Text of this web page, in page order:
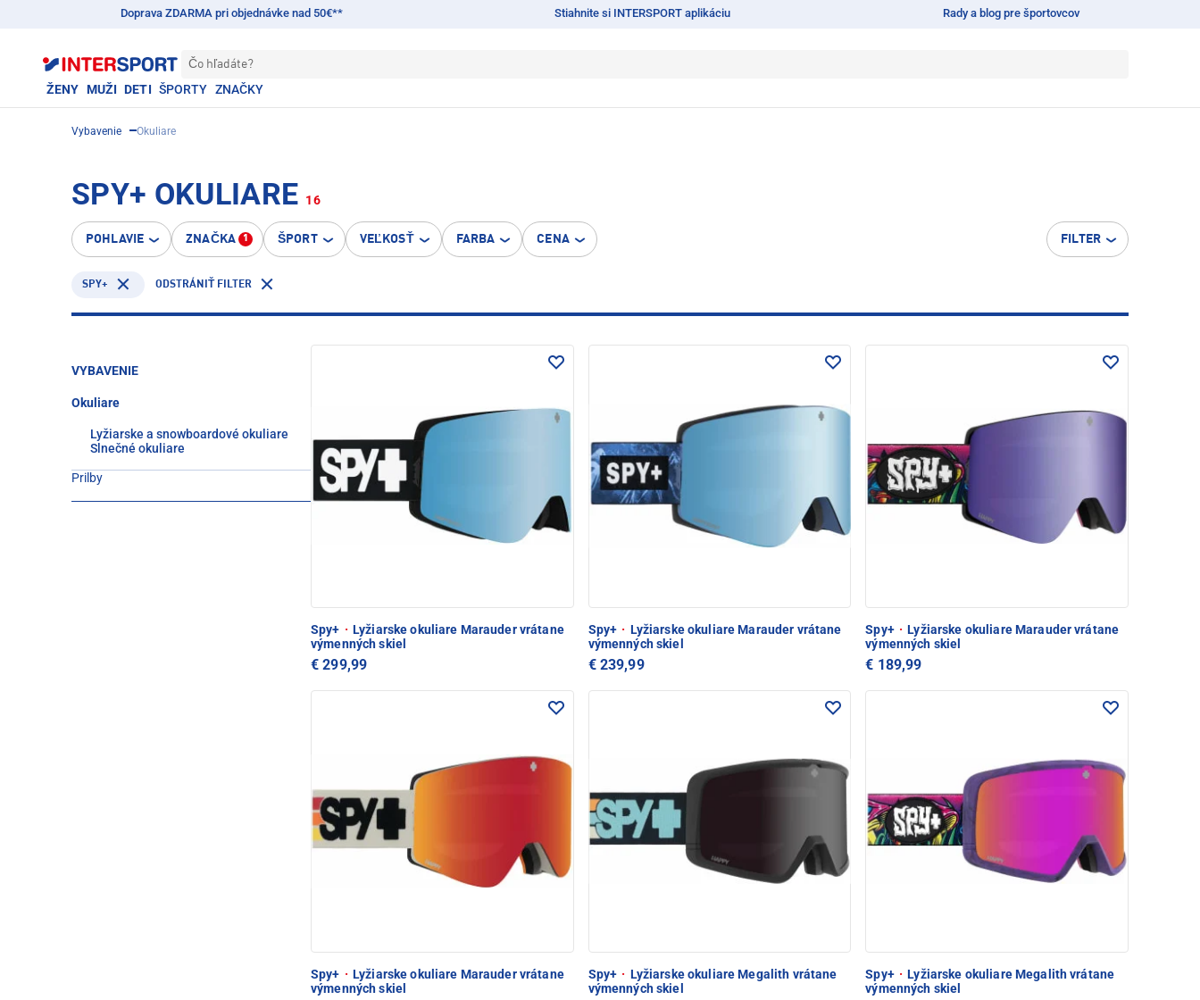
Doprava ZDARMA pri objednávke nad 50€** Stiahnite si INTERSPORT aplikáciu Rady a blog pre športovcov
Čo hľadáte?
ŽENY MUŽI DETI ŠPORTY ZNAČKY
Vybavenie Okuliare
SPY+ OKULIARE 16
POHLAVIE ZNAČKA 1 ŠPORT VEĽKOSŤ FARBA CENA FILTER
SPY+ ODSTRÁNIŤ FILTER
VYBAVENIE
Okuliare
Lyžiarske a snowboardové okuliare
Slnečné okuliare
Prilby
Spy+ · Lyžiarske okuliare Marauder vrátane
výmenných skiel
€ 299,99
Spy+ · Lyžiarske okuliare Marauder vrátane
výmenných skiel
€ 239,99
Spy+ · Lyžiarske okuliare Marauder vrátane
výmenných skiel
€ 189,99
Spy+ · Lyžiarske okuliare Marauder vrátane
výmenných skiel
Spy+ · Lyžiarske okuliare Megalith vrátane
výmenných skiel
Spy+ · Lyžiarske okuliare Megalith vrátane
výmenných skiel